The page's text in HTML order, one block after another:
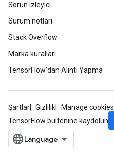
Sorun izleyici
Sürüm notları
Stack Overflow
Marka kuralları
TensorFlow'dan Alıntı Yapma
Şartlar Gizlilik
Manage cookies
TensorFlow bültenine kaydolun